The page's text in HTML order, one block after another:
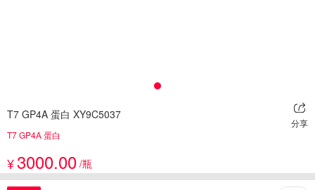
T7 GP4A 蛋白 XY9C5037
分享
T7 GP4A 蛋白
¥3000.00 /瓶